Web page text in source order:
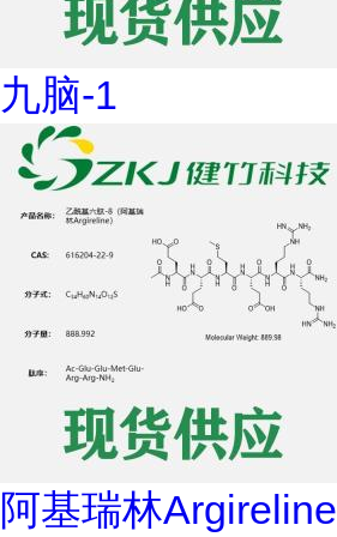
九脑-1
阿基瑞林Argireline